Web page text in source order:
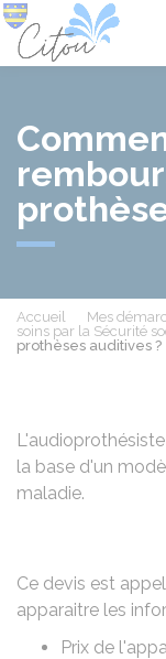
Accueil Mes
soins par la Sécurité
prothèses auditives ?
la base d'un
maladie.
Ce devis est
apparaitre les
Prix de